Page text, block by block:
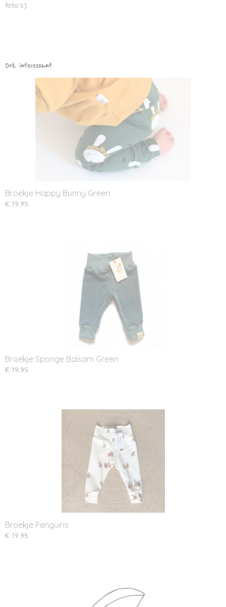
foto's).
Ook interessant
Broekje Happy Bunny Green
€ 19,95
Broekje Sponge Balsam Green
€ 19,95
Broekje Penguins
€ 19,95